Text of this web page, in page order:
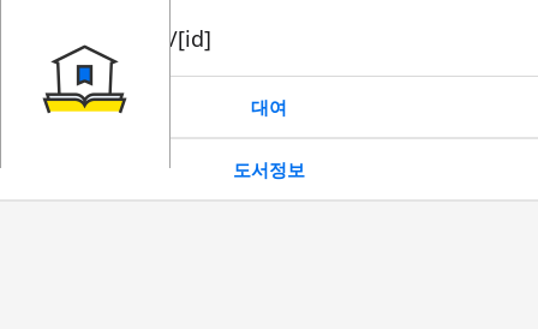
book/rent/[id]
대여
도서정보